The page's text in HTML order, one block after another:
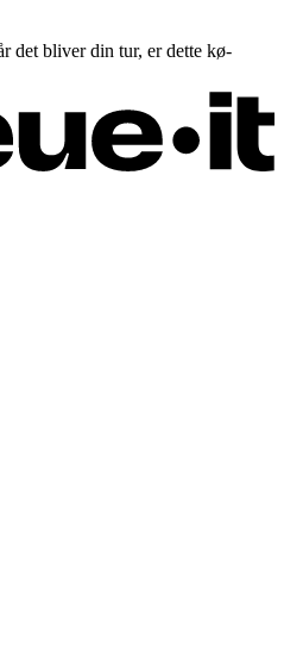
det bliver din tur, er dette kø-